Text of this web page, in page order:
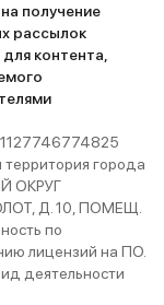
получение
рассылок
контента,
города
ОКРУГ
Д. 10, ПОМЕЩ.
по
лицензий на ПО.
деятельности